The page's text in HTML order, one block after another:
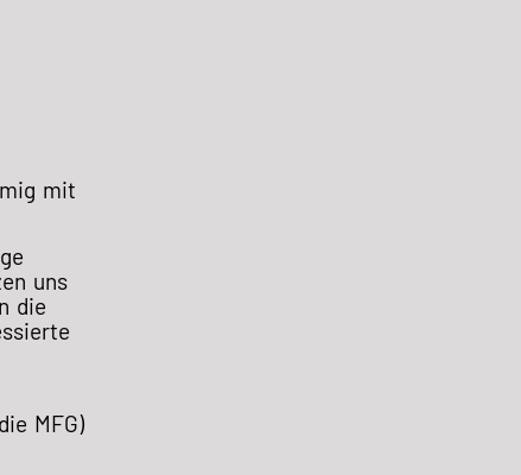
mit
uns
die
MFG)